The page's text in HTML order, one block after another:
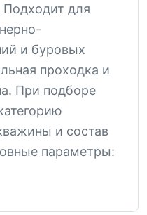
Подходит для
и буровых
проходка и
При подборе
и состав
параметры: